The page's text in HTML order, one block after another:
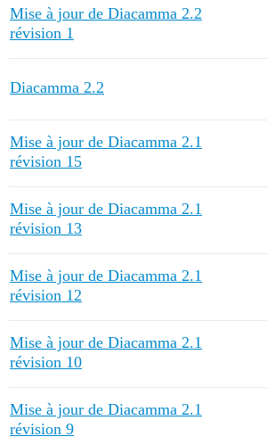
Mise à jour de Diacamma 2.2
révision 1
Diacamma 2.2
Mise à jour de Diacamma 2.1
révision 15
Mise à jour de Diacamma 2.1
révision 13
Mise à jour de Diacamma 2.1
révision 12
Mise à jour de Diacamma 2.1
révision 10
Mise à jour de Diacamma 2.1
révision 9